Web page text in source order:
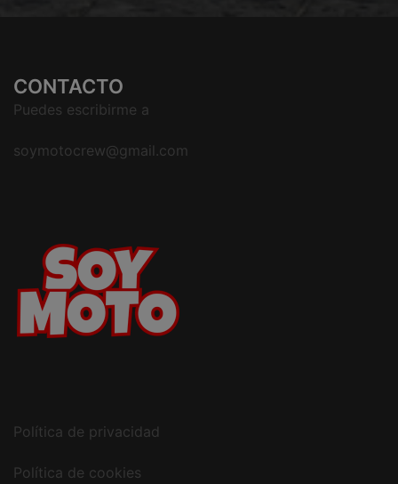
CONTACTO
Puedes escribirme a
soymotocrew@gmail.com
Política de privacidad
Política de cookies